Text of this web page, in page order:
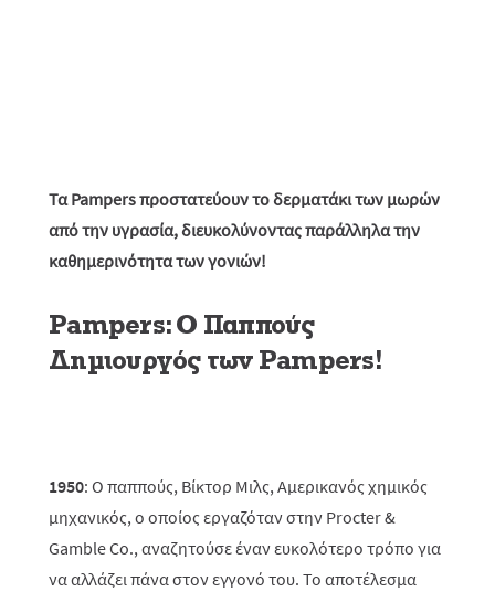
Τα Pampers προστατεύουν το δερματάκι των μωρών
από την υγρασία, διευκολύνοντας παράλληλα την
καθημερινότητα των γονιών!
Pampers: O Παππούς
Δημιουργός των Pampers!
1950: O παππούς, Βίκτορ Μιλς, Αμερικανός χημικός
μηχανικός, ο οποίος εργαζόταν στην Procter &
Gamble Co., αναζητούσε έναν ευκολότερο τρόπο για
να αλλάζει πάνα στον εγγονό του. Το αποτέλεσμα